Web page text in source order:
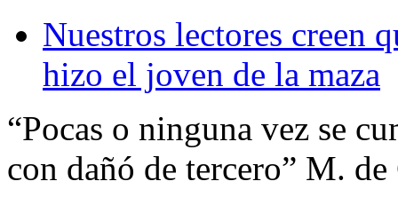
Nuestros lectores creen
hizo el joven de la maza
“Pocas o ninguna vez se
con dañó de tercero” M. de